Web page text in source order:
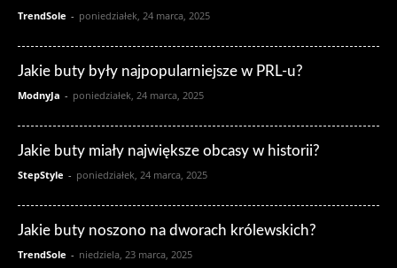
TrendSole - poniedziałek, 24 marca, 2025
Jakie buty były najpopularniejsze w PRL-u?
ModnyJa - poniedziałek, 24 marca, 2025
Jakie buty miały największe obcasy w historii?
StepStyle - poniedziałek, 24 marca, 2025
Jakie buty noszono na dworach królewskich?
TrendSole - niedziela, 23 marca, 2025